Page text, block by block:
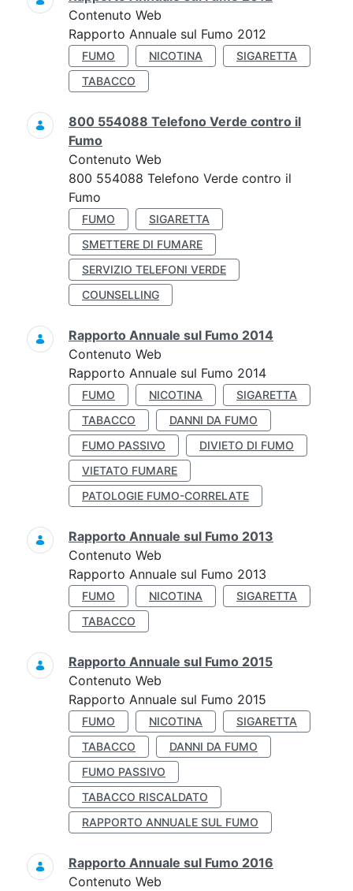
Contenuto Web
Rapporto Annuale sul Fumo 2012
FUMO NICOTINA
SIGARETTA
TABACCO
800 554088 Telefono Verde contro il
Fumo
Contenuto Web
800 554088 Telefono Verde contro il
Fumo
FUMO
SIGARETTA
SMETTERE DI FUMARE
SERVIZIO TELEFONI VERDE
COUNSELLING
Rapporto Annuale sul Fumo 2014
Contenuto Web
Rapporto Annuale sul Fumo 2014
FUMO NICOTINA
SIGARETTA
TABACCO
DANNI DA FUMO
FUMO PASSIVO
DIVIETO DI FUMO
VIETATO FUMARE
PATOLOGIE FUMO-CORRELATE
Rapporto Annuale sul Fumo 2013
Contenuto Web
Rapporto Annuale sul Fumo 2013
FUMO NICOTINA
SIGARETTA
TABACCO
Rapporto Annuale sul Fumo 2015
Contenuto Web
Rapporto Annuale sul Fumo 2015
FUMO NICOTINA
SIGARETTA
TABACCO
DANNI DA FUMO
FUMO PASSIVO
TABACCO RISCALDATO
RAPPORTO ANNUALE SUL FUMO
Rapporto Annuale sul Fumo 2016
Contenuto Web